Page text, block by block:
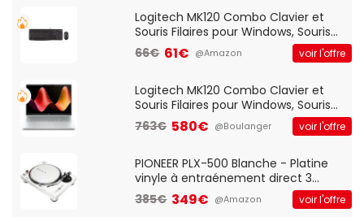
Logitech MK120 Combo Clavier et
Souris Filaires pour Windows, Souris
Optique Filaire, Connexion USB Plug
And Play, Confortable, Taille
QWERTY UK - Noir
66€ 61€ @Amazon voir l'offre
Logitech MK120 Combo Clavier et
Souris Filaires pour Windows, Souris
Optique Filaire, Connexion USB Plug
And Play, Confortable, Taille
QWERTY UK - Noir
763€ 580€ @Boulanger voir l'offre
PIONEER PLX-500 Blanche - Platine
vinyle à entraénement direct 3
vitesses (33-45-78 trs/min) avec
pre-ampli intégré et port USB
385€ 349€ @Amazon voir l'offre